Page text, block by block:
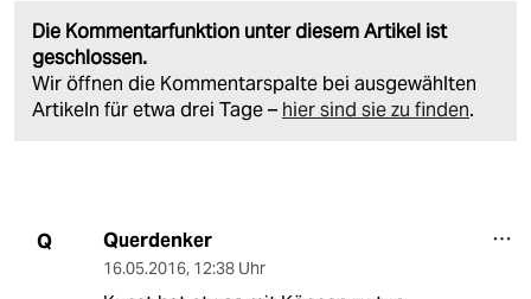
Die Kommentarfunktion unter diesem Artikel ist
geschlossen.
Wir öffnen die Kommentarspalte bei ausgewählten
Artikeln für etwa drei Tage – hier sind sie zu finden.
Q Querdenker
16.05.2016, 12:38 Uhr